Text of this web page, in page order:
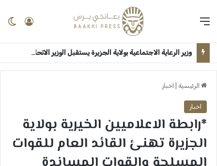
الرئيسية اخبار
اخبار
*رابطة الاعلاميين الخيرية بولاية
الجزيرة تهنئ القائد العام للقوات